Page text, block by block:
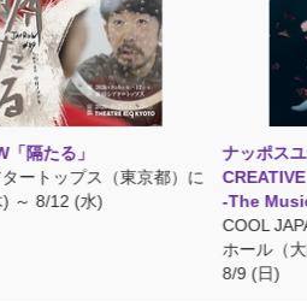
「隔たる」
ートップス（東京都）に
～ 8/12 (水)
ナッポス
-The
COOL
ホール（
8/9 (日)